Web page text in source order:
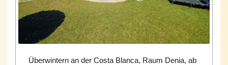
Überwintern an der Costa Blanca, Raum Denia, ab